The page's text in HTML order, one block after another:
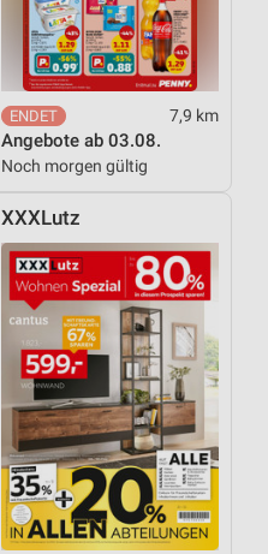
7,9 km
Angebote ab 03.08.
Noch morgen gültig
XXXLutz